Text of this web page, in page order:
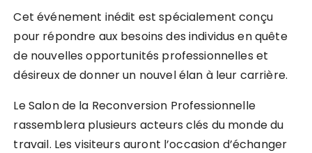
Cet événement inédit est spécialement conçu
pour répondre aux besoins des individus en quête
de nouvelles opportunités professionnelles et
désireux de donner un nouvel élan à leur carrière.
Le Salon de la Reconversion Professionnelle
rassemblera plusieurs acteurs clés du monde du
travail. Les visiteurs auront l’occasion d’échanger